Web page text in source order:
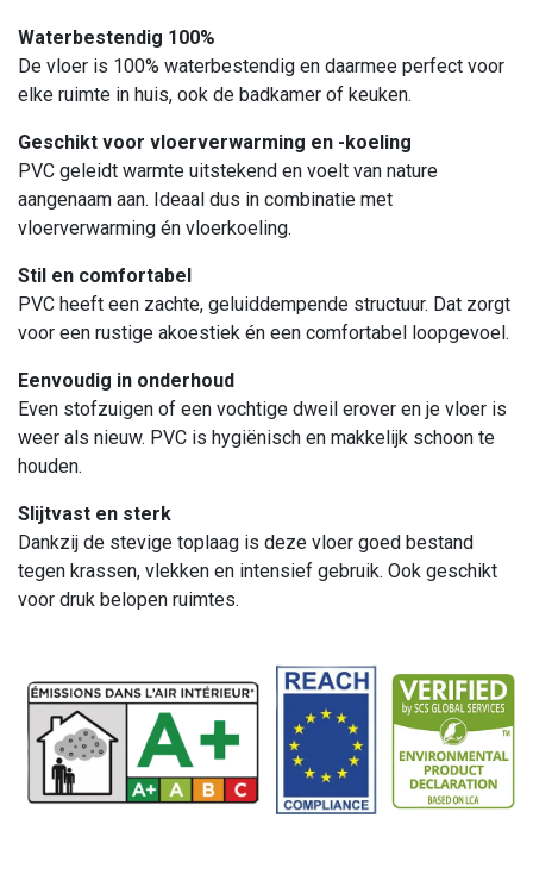
Waterbestendig 100%
De vloer is 100% waterbestendig en daarmee perfect voor
elke ruimte in huis, ook de badkamer of keuken.
Geschikt voor vloerverwarming en -koeling
PVC geleidt warmte uitstekend en voelt van nature
aangenaam aan. Ideaal dus in combinatie met
vloerverwarming én vloerkoeling.
Stil en comfortabel
PVC heeft een zachte, geluiddempende structuur. Dat zorgt
voor een rustige akoestiek én een comfortabel loopgevoel.
Eenvoudig in onderhoud
Even stofzuigen of een vochtige dweil erover en je vloer is
weer als nieuw. PVC is hygiënisch en makkelijk schoon te
houden.
Slijtvast en sterk
Dankzij de stevige toplaag is deze vloer goed bestand
tegen krassen, vlekken en intensief gebruik. Ook geschikt
voor druk belopen ruimtes.